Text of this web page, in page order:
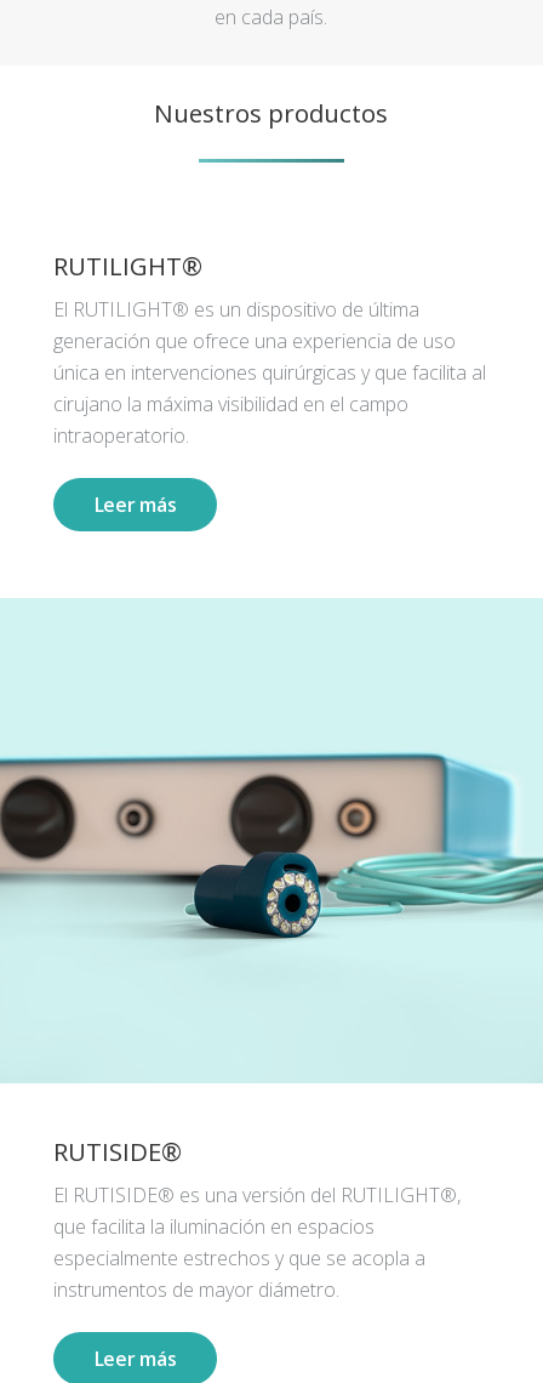
en cada país.
Nuestros productos
RUTILIGHT®
El RUTILIGHT® es un dispositivo de última
generación que ofrece una experiencia de uso
única en intervenciones quirúrgicas y que facilita al
cirujano la máxima visibilidad en el campo
intraoperatorio.
Leer más
RUTISIDE®
El RUTISIDE® es una versión del RUTILIGHT®,
que facilita la iluminación en espacios
especialmente estrechos y que se acopla a
instrumentos de mayor diámetro.
Leer más